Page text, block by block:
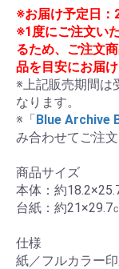
※お届け予定日：
※1度にご注文い
るため、ご注文
品を目安にお届け
※上記販売期間は
なります。
※「Blue Archive
み合わせてご注文
商品サイズ
本体：約
台紙：約21×29.7
仕様
紙／フルカラー